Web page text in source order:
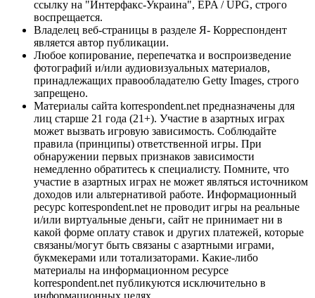
ссылку на "Интерфакс-Украина", EPA / UPG, строго
воспрещается.
Владелец веб-страницы в разделе Я- Корреспондент
является автор публикации.
Любое копирование, перепечатка и воспроизведение
фотографий и/или аудиовизуальных материалов,
принадлежащих правообладателю Getty Images, строго
запрещено.
Материалы сайта korrespondent.net предназначены для
лиц старше 21 года (21+). Участие в азартных играх
может вызвать игровую зависимость. Соблюдайте
правила (принципы) ответственной игры. При
обнаружении первых признаков зависимости
немедленно обратитесь к специалисту. Помните, что
участие в азартных играх не может являться источником
доходов или альтернативой работе. Информационный
ресурс korrespondent.net не проводит игры на реальные
и/или виртуальные деньги, сайт не принимает ни в
какой форме оплату ставок и других платежей, которые
связаны/могут быть связаны с азартными играми,
букмекерами или тотализаторами. Какие-либо
материалы на информационном ресурсе
korrespondent.net публикуются исключительно в
информационных целях.